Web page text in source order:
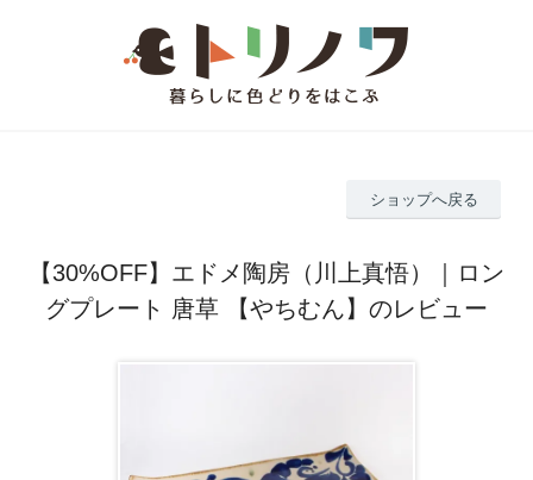
ショップへ戻る
【30%OFF】エドメ陶房（川上真悟）｜ロン
グプレート 唐草 【やちむん】のレビュー